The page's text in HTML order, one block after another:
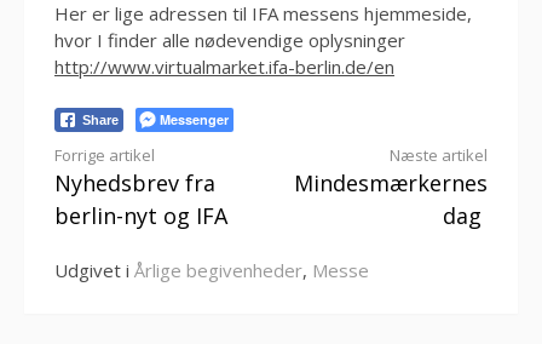
Her er lige adressen til IFA messens hjemmeside,
hvor I finder alle nødevendige oplysninger
http://www.virtualmarket.ifa-berlin.de/en
Share Messenger
Læs
videre
Forrige artikel
Nyhedsbrev fra
berlin-nyt og IFA
Næste artikel
Mindesmærkernes
dag
Udgivet i Årlige begivenheder, Messe